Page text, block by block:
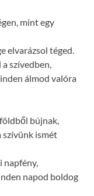
mint egy
elvarázsol téged.
szívedben,
álmod valóra
bújnak,
szívünk ismét
napfény,
napod boldog